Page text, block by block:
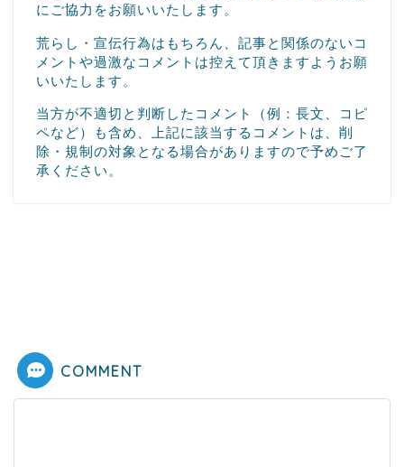
にご協力をお願いいたします。
荒らし・宣伝行為はもちろん、記事と関係のないコ
メントや過激なコメントは控えて頂きますようお願
いいたします。
当方が不適切と判断したコメント（例：長文、コピ
ペなど）も含め、上記に該当するコメントは、削
除・規制の対象となる場合がありますので予めご了
承ください。
COMMENT